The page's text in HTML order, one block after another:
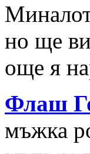
но ще ви
още я
Флаш
мъжка